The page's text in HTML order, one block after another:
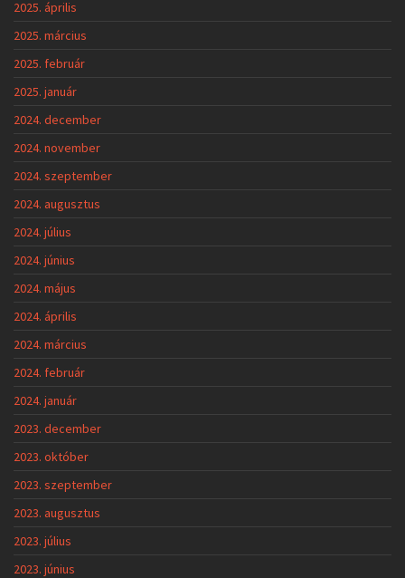
2025. április
2025. március
2025. február
2025. január
2024. december
2024. november
2024. szeptember
2024. augusztus
2024. július
2024. június
2024. május
2024. április
2024. március
2024. február
2024. január
2023. december
2023. október
2023. szeptember
2023. augusztus
2023. július
2023. június